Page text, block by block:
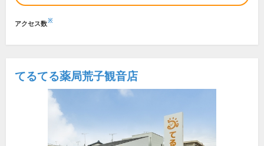
アクセス数※
てるてる薬局荒子観音店